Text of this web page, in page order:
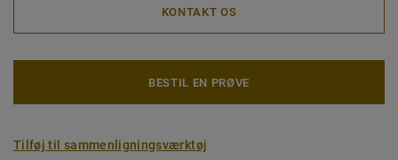
KONTAKT OS
BESTIL EN PRØVE
Tilføj til sammenligningsværktøj